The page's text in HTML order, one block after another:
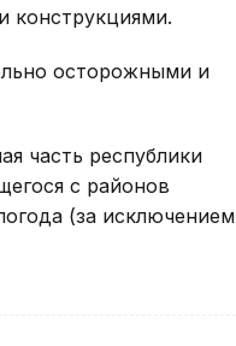
конструкциями.
осторожными и
часть республики
с районов
(за исключением